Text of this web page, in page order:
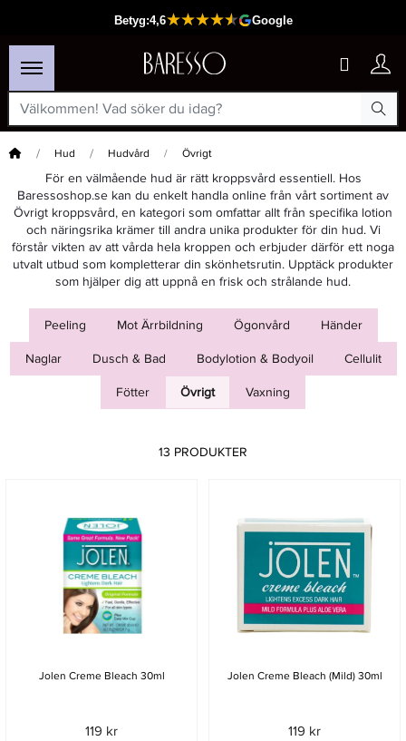
Hem Hud Hudvård Övrigt
För en välmående hud är rätt kroppsvård essentiell. Hos
Baressoshop.se kan du enkelt handla online från vårt sortiment av
Övrigt kroppsvård, en kategori som omfattar allt från specifika lotion
och näringsrika krämer till andra unika produkter för din hud. Vi
förstår vikten av att vårda hela kroppen och erbjuder därför ett noga
utvalt utbud som kompletterar din skönhetsrutin. Upptäck produkter
som hjälper dig att uppnå en frisk och strålande hud.
Peeling Mot Ärrbildning Ögonvård Händer
Naglar Dusch & Bad Bodylotion & Bodyoil Cellulit
Fötter Övrigt Vaxning
13 PRODUKTER
Jolen Creme Bleach 30ml
119 kr
Jolen Creme Bleach (Mild) 30ml
119 kr